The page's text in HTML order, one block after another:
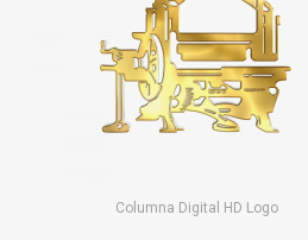
Columna Digital HD Logo